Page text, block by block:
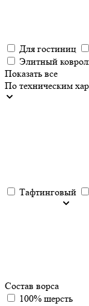
Для гостиниц
Элитный
Показать все
По техническим
Тафтинговый
Состав ворса
100% шерсть